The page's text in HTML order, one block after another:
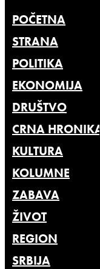
POČETNA
STRANA
POLITIKA
EKONOMIJA
DRUŠTVO
CRNA HRONIKA
KULTURA
KOLUMNE
ZABAVA
ŽIVOT
REGION
SRBIJA